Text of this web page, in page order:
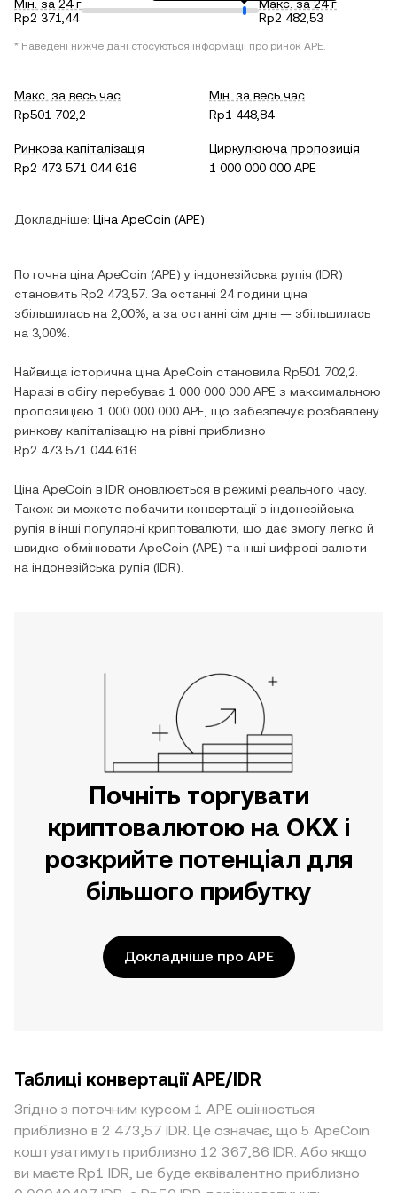
Мін. за 24 г
Rp2 371,44
Макс. за 24 г
Rp2 482,53
* Наведені нижче дані стосуються інформації про ринок APE.
Макс. за весь час
Rp501 702,2
Мін. за весь час
Rp1 448,84
Ринкова капіталізація
Rp2 473 571 044 616
Циркулююча пропозиція
1 000 000 000 APE
Докладніше: Ціна ApeCoin (APE)
Поточна ціна ApeCoin (APE) у індонезійська рупія (IDR)
становить Rp2 473,57 . За останні 24 години ціна
збільшилась на 2,00% , а за останні сім днів — збільшилась
на 3,00%
Найвища історична ціна ApeCoin становила Rp501 702,2
Наразі в обігу перебуває 1 000 000 000 APE з максимальною
пропозицією 1 000 000 000 APE , що забезпечує розбавлену
ринкову капіталізацію на рівні приблизно
Rp2 473 571 044 616
Ціна ApeCoin в IDR оновлюється в режимі реального часу.
Також ви можете побачити конвертації з індонезійська
рупія в інші популярні криптовалюти, що дає змогу легко й
швидко обмінювати ApeCoin (APE) та інші цифрові валюти
на індонезійська рупія (IDR).
Почніть торгувати
криптовалютою на OKX і
розкрийте потенціал для
більшого прибутку
Докладніше про APE
Таблиці конвертації APE/IDR
Згідно з поточним курсом 1 APE оцінюється
приблизно в 2 473,57 IDR. Це означає, що 5 ApeCoin
коштуватимуть приблизно 12 367,86 IDR. Або якщо
ви маєте Rp1 IDR, це буде еквівалентно приблизно